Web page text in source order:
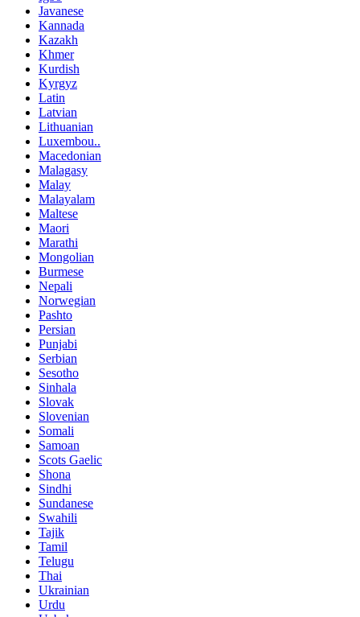
Javanese
Kannada
Kazakh
Khmer
Kurdish
Kyrgyz
Latin
Latvian
Lithuanian
Luxembou..
Macedonian
Malagasy
Malay
Malayalam
Maltese
Maori
Marathi
Mongolian
Burmese
Nepali
Norwegian
Pashto
Persian
Punjabi
Serbian
Sesotho
Sinhala
Slovak
Slovenian
Somali
Samoan
Scots Gaelic
Shona
Sindhi
Sundanese
Swahili
Tajik
Tamil
Telugu
Thai
Ukrainian
Urdu